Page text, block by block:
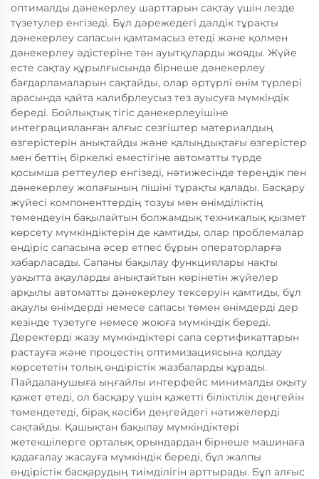
оптималды дәнекерлеу шарттарын сақтау үшін лезде
түзетулер енгізеді. Бұл дәрежедегі дәлдік тұрақты
дәнекерлеу сапасын қамтамасыз етеді және қолмен
дәнекерлеу әдістеріне тән ауытқуларды жояды. Жүйе
есте сақтау құрылғысында бірнеше дәнекерлеу
бағдарламаларын сақтайды, олар әртүрлі өнім түрлері
арасында қайта калибрлеусыз тез ауысуға мүмкіндік
береді. Бойлықтық тігіс дәнекерлеуішіне
интеграцияланған алғыс сезгіштер материалдың
өзгерістерін анықтайды және қалыңдықтағы өзгерістер
мен беттің біркелкі еместігіне автоматты түрде
қосымша реттеулер енгізеді, нәтижесінде тереңдік пен
дәнекерлеу жолағының пішіні тұрақты қалады. Басқару
жүйесі компоненттердің тозуы мен өнімділіктің
төмендеуін бақылайтын болжамдық техникалық қызмет
көрсету мүмкіндіктерін де қамтиды, олар проблемалар
өндіріс сапасына әсер етпес бұрын операторларға
хабарласады. Сапаны бақылау функциялары нақты
уақытта ақауларды анықтайтын көрінетін жүйелер
арқылы автоматты дәнекерлеу тексеруін қамтиды, бұл
ақаулы өнімдерді немесе сапасы төмен өнімдерді дер
кезінде түзетуге немесе жоюға мүмкіндік береді.
Деректерді жазу мүмкіндіктері сапа сертификаттарын
растауға және процестің оптимизациясына қолдау
көрсететін толық өндірістік жазбаларды құрады.
Пайдаланушыға ыңғайлы интерфейс минималды оқыту
қажет етеді, ол басқару үшін қажетті біліктілік деңгейін
төмендетеді, бірақ кәсіби деңгейдегі нәтижелерді
сақтайды. Қашықтан бақылау мүмкіндіктері
жетекшілерге орталық орындардан бірнеше машинаға
қадағалау жасауға мүмкіндік береді, бұл жалпы
өндірістік басқарудың тиімділігін арттырады. Бұл алғыс